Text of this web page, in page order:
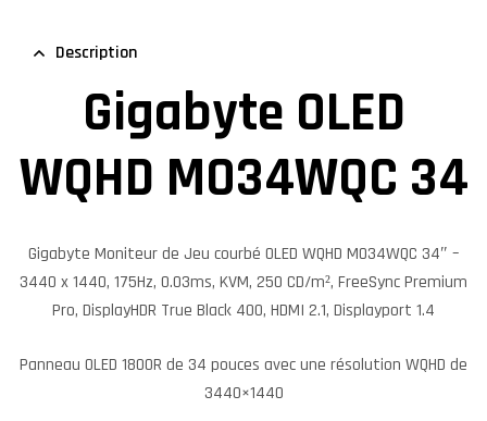
Description
Gigabyte OLED
WQHD MO34WQC 34
Gigabyte Moniteur de Jeu courbé OLED WQHD MO34WQC 34″ –
3440 x 1440, 175Hz, 0.03ms, KVM, 250 CD/m², FreeSync Premium
Pro, DisplayHDR True Black 400, HDMI 2.1, Displayport 1.4
Panneau OLED 1800R de 34 pouces avec une résolution WQHD de
3440×1440